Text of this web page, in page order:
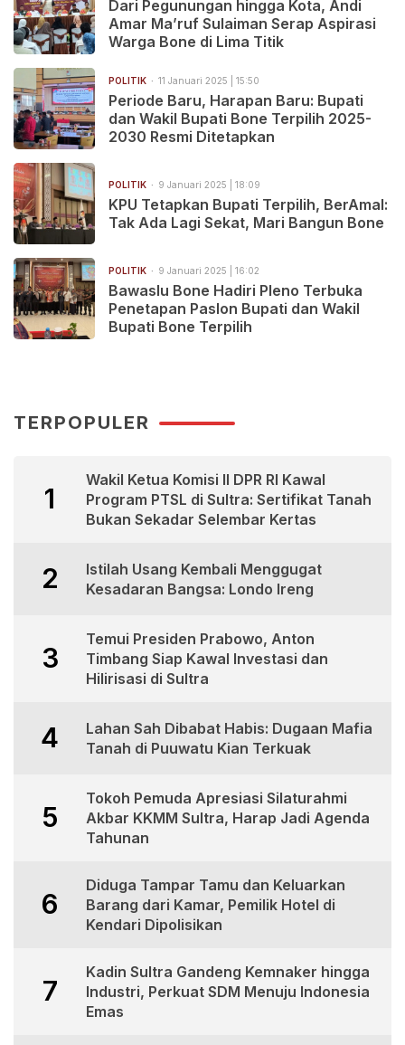
Dari Pegunungan hingga Kota, Andi
Amar Ma’ruf Sulaiman Serap Aspirasi
Warga Bone di Lima Titik
POLITIK 11 Januari 2025 | 15:50
Periode Baru, Harapan Baru: Bupati
dan Wakil Bupati Bone Terpilih 2025-
2030 Resmi Ditetapkan
POLITIK 9 Januari 2025 | 18:09
KPU Tetapkan Bupati Terpilih, BerAmal:
Tak Ada Lagi Sekat, Mari Bangun Bone
POLITIK 9 Januari 2025 | 16:02
Bawaslu Bone Hadiri Pleno Terbuka
Penetapan Paslon Bupati dan Wakil
Bupati Bone Terpilih
TERPOPULER
1
Wakil Ketua Komisi II DPR RI Kawal
Program PTSL di Sultra: Sertifikat Tanah
Bukan Sekadar Selembar Kertas
2
Istilah Usang Kembali Menggugat
Kesadaran Bangsa: Londo Ireng
3
Temui Presiden Prabowo, Anton
Timbang Siap Kawal Investasi dan
Hilirisasi di Sultra
4
Lahan Sah Dibabat Habis: Dugaan Mafia
Tanah di Puuwatu Kian Terkuak
5
Tokoh Pemuda Apresiasi Silaturahmi
Akbar KKMM Sultra, Harap Jadi Agenda
Tahunan
6
Diduga Tampar Tamu dan Keluarkan
Barang dari Kamar, Pemilik Hotel di
Kendari Dipolisikan
7
Kadin Sultra Gandeng Kemnaker hingga
Industri, Perkuat SDM Menuju Indonesia
Emas